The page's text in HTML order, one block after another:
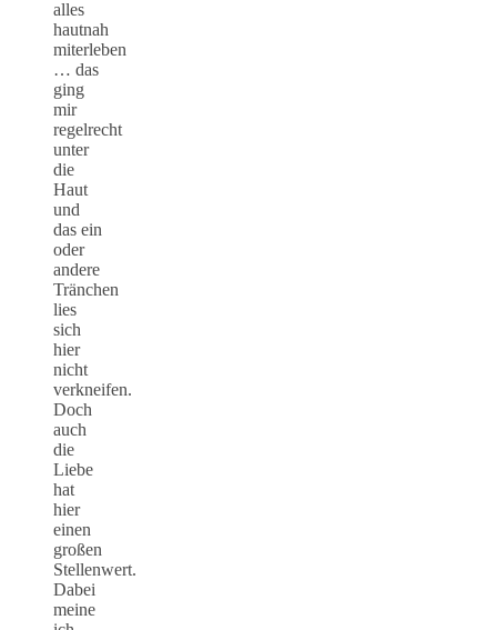
alles
hautnah
miterleben
… das
ging
mir
regelrecht
unter
die
Haut
und
das ein
oder
andere
Tränchen
lies
sich
hier
nicht
verkneifen.
Doch
auch
die
Liebe
hat
hier
einen
großen
Stellenwert.
Dabei
meine